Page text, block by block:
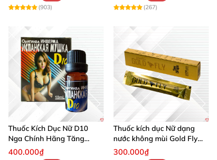
(903)
(267)
Thuốc Kích Dục Nữ D10
Nga Chính Hãng Tăng
Khoái Cảm Mạnh
400.000₫
Thuốc kích dục Nữ dạng
nước không mùi Gold Fly
ruồi vàng Tây Ban Nha
300.000₫